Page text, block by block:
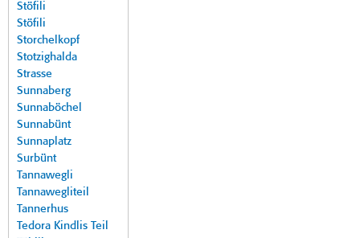
Stöfili
Stöfili
Storchelkopf
Stotzighalda
Strasse
Sunnaberg
Sunnaböchel
Sunnabünt
Sunnaplatz
Surbünt
Tannawegli
Tannawegliteil
Tannerhus
Tedora Kindlis Teil